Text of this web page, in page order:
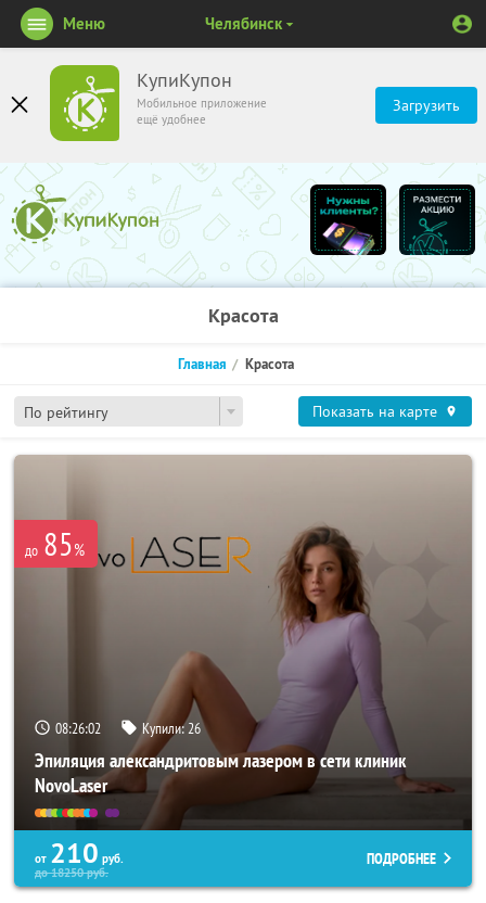
КупиКупон
Мобильное приложение
ещё удобнее
Загрузить
Меню Челябинск
Красота
По рейтингу
Главная Красота
Показать на карте
до 85%
08:26:02 Купили:26
Эпиляция александритовым лазером в сети клиник
NovoLaser
от 210 руб.
до18250руб.
ПОДРОБНЕЕ